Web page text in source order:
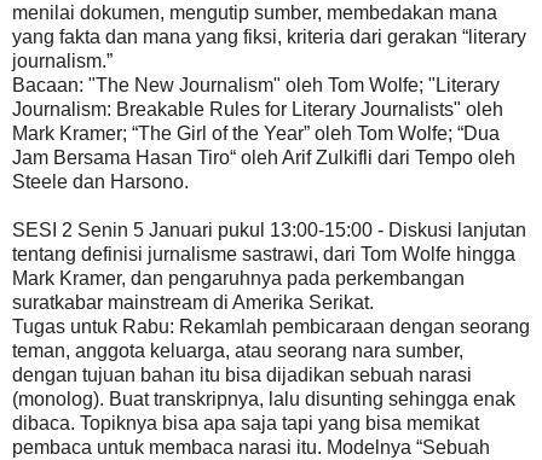
menilai dokumen, mengutip sumber, membedakan mana
yang fakta dan mana yang fiksi, kriteria dari gerakan “literary
journalism.”
Bacaan: "The New Journalism" oleh Tom Wolfe; "Literary
Journalism: Breakable Rules for Literary Journalists" oleh
Mark Kramer; “The Girl of the Year” oleh Tom Wolfe; “Dua
Jam Bersama Hasan Tiro“ oleh Arif Zulkifli dari Tempo oleh
Steele dan Harsono.
SESI 2 Senin 5 Januari pukul 13:00-15:00 - Diskusi lanjutan
tentang definisi jurnalisme sastrawi, dari Tom Wolfe hingga
Mark Kramer, dan pengaruhnya pada perkembangan
suratkabar mainstream di Amerika Serikat.
Tugas untuk Rabu: Rekamlah pembicaraan dengan seorang
teman, anggota keluarga, atau seorang nara sumber,
dengan tujuan bahan itu bisa dijadikan sebuah narasi
(monolog). Buat transkripnya, lalu disunting sehingga enak
dibaca. Topiknya bisa apa saja tapi yang bisa memikat
pembaca untuk membaca narasi itu. Modelnya “Sebuah